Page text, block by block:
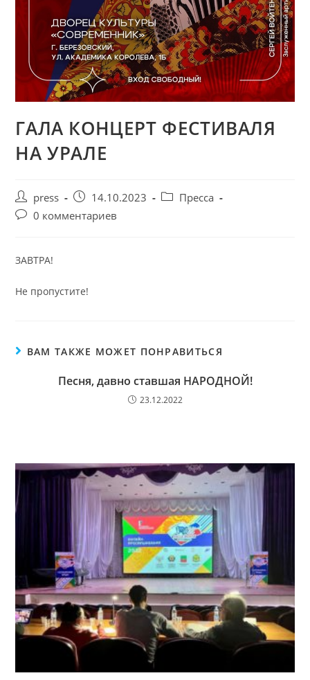
ГАЛА КОНЦЕРТ ФЕСТИВАЛЯ
НА УРАЛЕ
press 14.10.2023
Пресса
0 комментариев
ЗАВТРА!
Не пропустите!
ВАМ ТАКЖЕ МОЖЕТ ПОНРАВИТЬСЯ
Песня, давно ставшая НАРОДНОЙ!
23.12.2022